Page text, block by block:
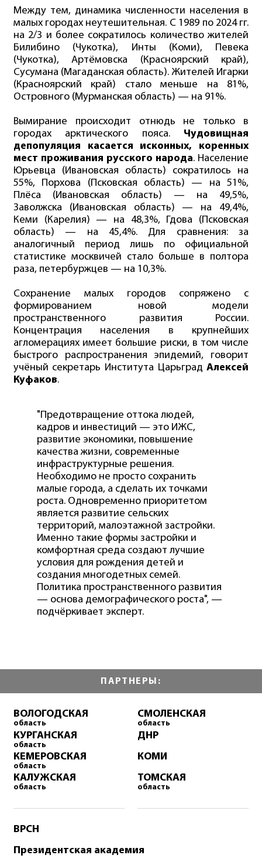
Между тем, динамика численности населения в
малых городах неутешительная. С 1989 по 2024 гг.
на 2/3 и более сократилось количество жителей
Билибино (Чукотка), Инты (Коми), Певека
(Чукотка), Артёмовска (Красноярский край),
Сусумана (Магаданская область). Жителей Игарки
(Красноярский край) стало меньше на 81%,
Островного (Мурманская область) — на 91%.
Вымирание происходит отнюдь не только в
городах арктического пояса. Чудовищная
депопуляция касается исконных, коренных
мест проживания русского народа. Население
Юрьевца (Ивановская область) сократилось на
55%, Порхова (Псковская область) — на 51%,
Плёса (Ивановская область) — на 49,5%,
Заволжска (Ивановская область) — на 49,4%,
Кеми (Карелия) — на 48,3%, Гдова (Псковская
область) — на 45,4%. Для сравнения: за
аналогичный период лишь по официальной
статистике москвичей стало больше в полтора
раза, петербуржцев — на 10,3%.
Сохранение малых городов сопряжено с
формированием новой модели
пространственного развития России.
Концентрация населения в крупнейших
агломерациях имеет большие риски, в том числе
быстрого распространения эпидемий, говорит
учёный секретарь Института ЦарьградАлексей
Куфаков.
"Предотвращение оттока людей,
кадров и инвестиций — это ИЖС,
развитие экономики, повышение
качества жизни, современные
инфраструктурные решения.
Необходимо не просто сохранить
малые города, а сделать их точками
роста. Одновременно приоритетом
является развитие сельских
территорий, малоэтажной застройки.
Именно такие формы застройки и
комфортная среда создают лучшие
условия для рождения детей и
создания многодетных семей.
Политика пространственного развития
— основа демографического роста", —
подчёркивает эксперт.
ПАРТНЕРЫ:
ВОЛОГОДСКАЯ
область
КУРГАНСКАЯ
область
КЕМЕРОВСКАЯ
область
КАЛУЖСКАЯ
область
СМОЛЕНСКАЯ
область
ДНР
КОМИ
ТОМСКАЯ
область
ВРСН
Президентская академия